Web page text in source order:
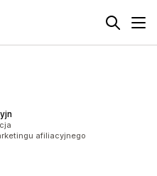
afiliacyjnego